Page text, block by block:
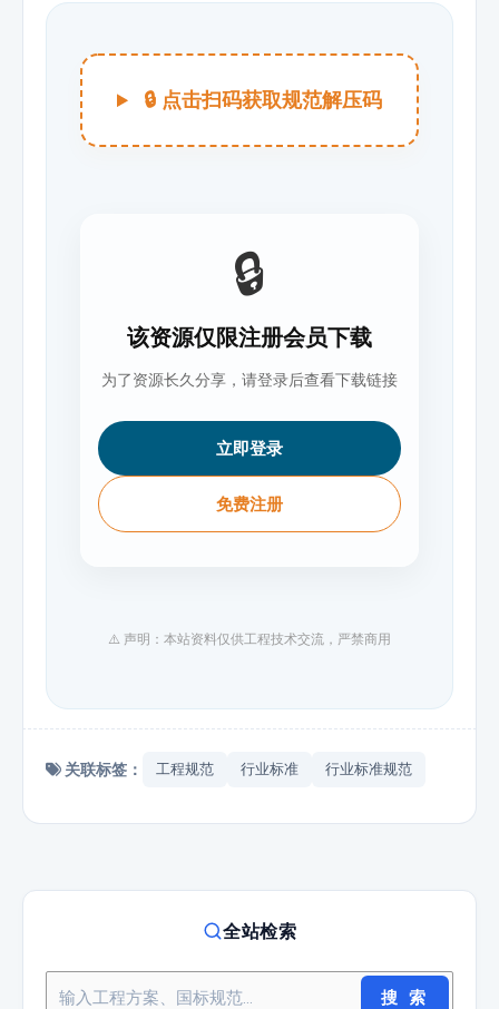
🔒 点击扫码获取规范解压码
🔒
该资源仅限注册会员下载
为了资源长久分享，请登录后查看下载链接
立即登录
免费注册
⚠️ 声明：本站资料仅供工程技术交流，严禁商用
关联标签： 工程规范 行业标准 行业标准规范
全站检索
搜 索